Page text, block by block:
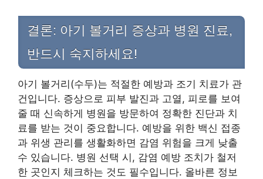
결론: 아기 볼거리 증상과 병원 진료,
반드시 숙지하세요!
아기 볼거리(수두)는 적절한 예방과 조기 치료가 관
건입니다. 증상으로 피부 발진과 고열, 피로를 보여
줄 때 신속하게 병원을 방문하여 정확한 진단과 치
료를 받는 것이 중요합니다. 예방을 위한 백신 접종
과 위생 관리를 생활화하면 감염 위험을 크게 낮출
수 있습니다. 병원 선택 시, 감염 예방 조치가 철저
한 곳인지 체크하는 것도 필수입니다. 올바른 정보